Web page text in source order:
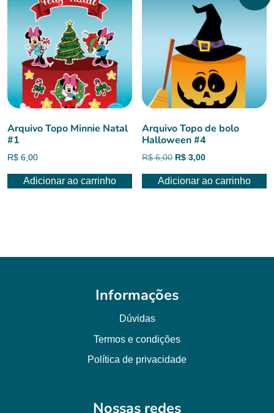
Arquivo Topo Minnie Natal
#1
R$ 6,00
Adicionar ao carrinho
Arquivo Topo de bolo
Halloween #4
R$6,00 O
original
R$ 3,00O
atual
Adicionar ao carrinho
Informações
Dúvidas
Termos e condições
Política de privacidade
Nossas redes